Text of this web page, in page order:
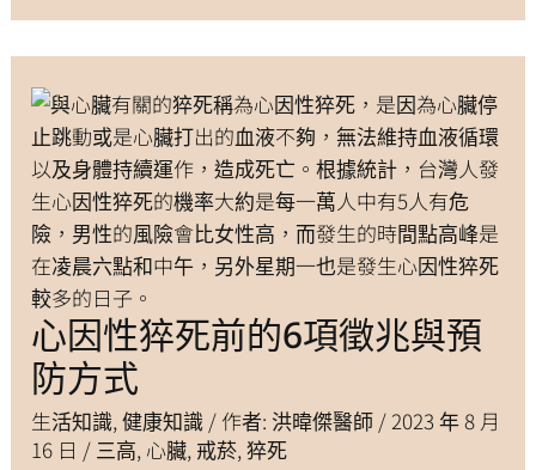
心因性猝死前的6項徵兆與預
防方式
生活知識,健康知識 / 作者: 洪暐傑醫師 / 2023 年 8 月
16 日 / 三高, 心臟, 戒菸,猝死
心
因
性
猝
死
前
的
6
項
徵
兆
與
預